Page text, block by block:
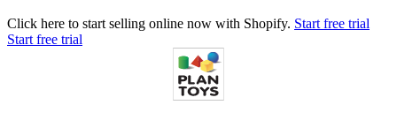
Click here to start selling online now with Shopify. Start free trial
Start free trial